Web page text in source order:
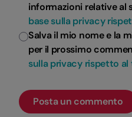
informazioni relative al
base sulla privacy
Salva il mio nome e la
per il prossimo
sulla privacy rispetto